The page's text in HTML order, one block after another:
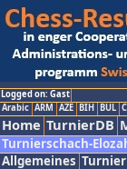
Logged on: Gast
Arabic ARM AZE BIH BUL
Home TurnierDB
Turnierschach-
Allgemeines